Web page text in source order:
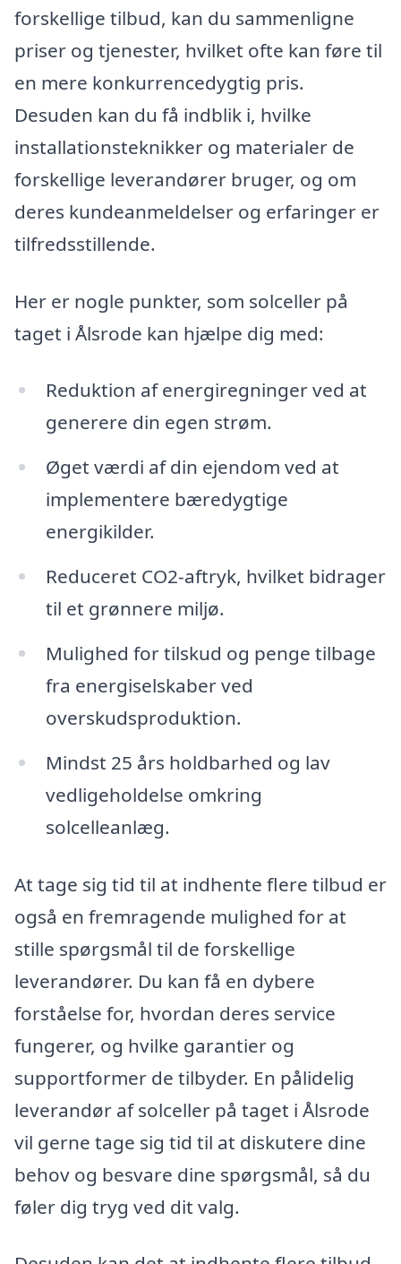
forskellige tilbud, kan du sammenligne
priser og tjenester, hvilket ofte kan føre til
en mere konkurrencedygtig pris.
Desuden kan du få indblik i, hvilke
installationsteknikker og materialer de
forskellige leverandører bruger, og om
deres kundeanmeldelser og erfaringer er
tilfredsstillende.
Her er nogle punkter, som solceller på
taget i Ålsrode kan hjælpe dig med:
Reduktion af energiregninger ved at
generere din egen strøm.
Øget værdi af din ejendom ved at
implementere bæredygtige
energikilder.
Reduceret CO2-aftryk, hvilket bidrager
til et grønnere miljø.
Mulighed for tilskud og penge tilbage
fra energiselskaber ved
overskudsproduktion.
Mindst 25 års holdbarhed og lav
vedligeholdelse omkring
solcelleanlæg.
At tage sig tid til at indhente flere tilbud er
også en fremragende mulighed for at
stille spørgsmål til de forskellige
leverandører. Du kan få en dybere
forståelse for, hvordan deres service
fungerer, og hvilke garantier og
supportformer de tilbyder. En pålidelig
leverandør af solceller på taget i Ålsrode
vil gerne tage sig tid til at diskutere dine
behov og besvare dine spørgsmål, så du
føler dig tryg ved dit valg.